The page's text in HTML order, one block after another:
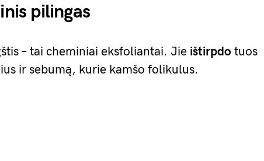
pilingas
– tai cheminiai eksfoliantai. Jie ištirpdo tuos
ir sebumą, kurie kamšo folikulus.